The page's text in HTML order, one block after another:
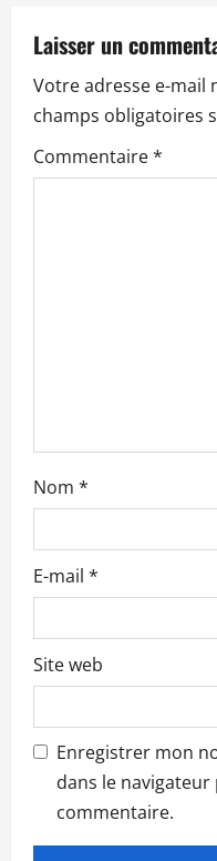
i
o
n
i
c
e
Laisser un
Votre adresse e-mail
champs obligatoires
Commentaire*
Nom *
E-mail *
Site web
Enregistrer mon
dans le
commentaire.